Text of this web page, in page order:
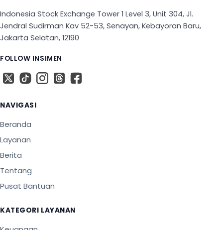
Indonesia Stock Exchange Tower 1 Level 3, Unit 304, Jl.
Jendral Sudirman Kav 52-53, Senayan, Kebayoran Baru,
Jakarta Selatan, 12190
FOLLOW INSIMEN
X TikTokInstagram
ThreadsFacebook
NAVIGASI
Beranda
Layanan
Berita
Tentang
Pusat Bantuan
KATEGORI LAYANAN